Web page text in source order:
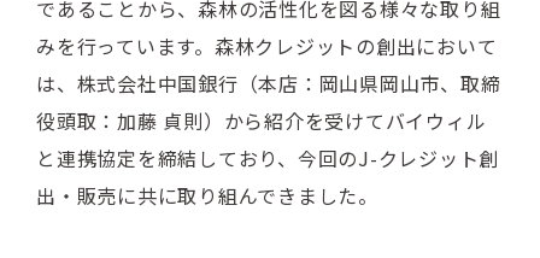
であることから、森林の活性化を図る様々な取り組
みを行っています。森林クレジットの創出において
は、株式会社中国銀行（本店：岡山県岡山市、取締
役頭取：加藤 貞則）から紹介を受けてバイウィル
と連携協定を締結しており、今回のJ-クレジット創
出・販売に共に取り組んできました。